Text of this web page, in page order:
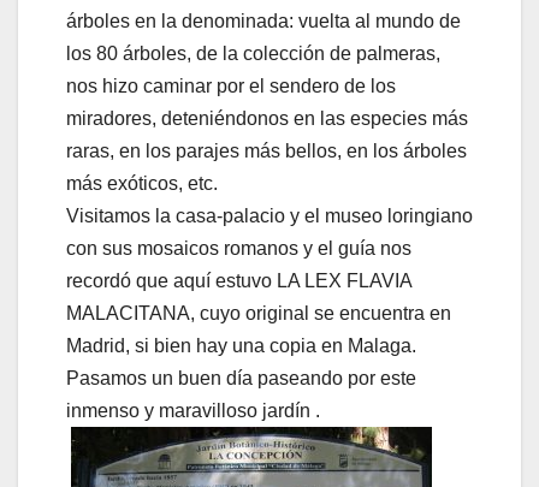
árboles en la denominada: vuelta al mundo de
los 80 árboles, de la colección de palmeras,
nos hizo caminar por el sendero de los
miradores, deteniéndonos en las especies más
raras, en los parajes más bellos, en los árboles
más exóticos, etc.
Visitamos la casa-palacio y el museo loringiano
con sus mosaicos romanos y el guía nos
recordó que aquí estuvo LA LEX FLAVIA
MALACITANA, cuyo original se encuentra en
Madrid, si bien hay una copia en Malaga.
Pasamos un buen día paseando por este
inmenso y maravilloso jardín .